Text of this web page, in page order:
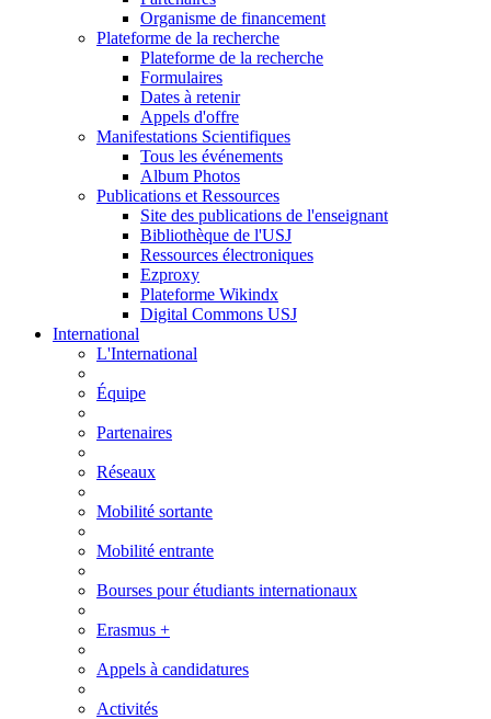
Organisme de financement
Plateforme de la recherche
Plateforme de la recherche
Formulaires
Dates à retenir
Appels d'offre
Manifestations Scientifiques
Tous les événements
Album Photos
Publications et Ressources
Site des publications de l'enseignant
Bibliothèque de l'USJ
Ressources électroniques
Ezproxy
Plateforme Wikindx
Digital Commons USJ
International
L'International
Équipe
Partenaires
Réseaux
Mobilité sortante
Mobilité entrante
Bourses pour étudiants internationaux
Erasmus +
Appels à candidatures
Activités